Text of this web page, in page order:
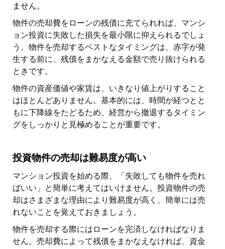
ません。
物件の売却費をローンの残債に充てられれば、マンシ
ョン投資に失敗した損失を最小限に抑えられるでしょ
う。物件を売却するベストなタイミングは、赤字が発
生する前に、残債をまかなえる金額で売り抜けられる
ときです。
物件の資産価値や家賃は、いきなり値上がりすること
はほとんどありません。基本的には、時間が経つとと
もに下降線をたどるため、経営から撤退するタイミン
グをしっかりと見極めることが重要です。
投資物件の売却は難易度が高い
マンション投資を始める際、「失敗しても物件を売れ
ばいい」と簡単に考えてはいけません。投資物件の売
却はさまざまな理由により難易度が高く、簡単には売
れないことを覚えておきましょう。
物件を売却する際にはローンを完済しなければなりま
せん。売却費によって残債をまかなえなければ、資金